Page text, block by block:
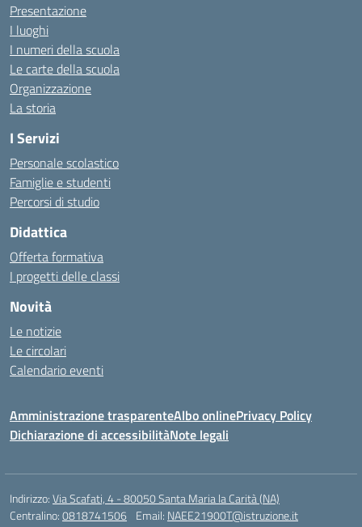
Presentazione
I luoghi
I numeri della scuola
Le carte della scuola
Organizzazione
La storia
I Servizi
Personale scolastico
Famiglie e studenti
Percorsi di studio
Didattica
Offerta formativa
I progetti delle classi
Novità
Le notizie
Le circolari
Calendario eventi
Amministrazione trasparenteAlbo onlinePrivacy Policy
Dichiarazione di accessibilitàNote legali
Indirizzo:Via Scafati, 4 - 80050 Santa Maria la Carità (NA)
Centralino:0818741506 Email: NAEE21900T@istruzione.it